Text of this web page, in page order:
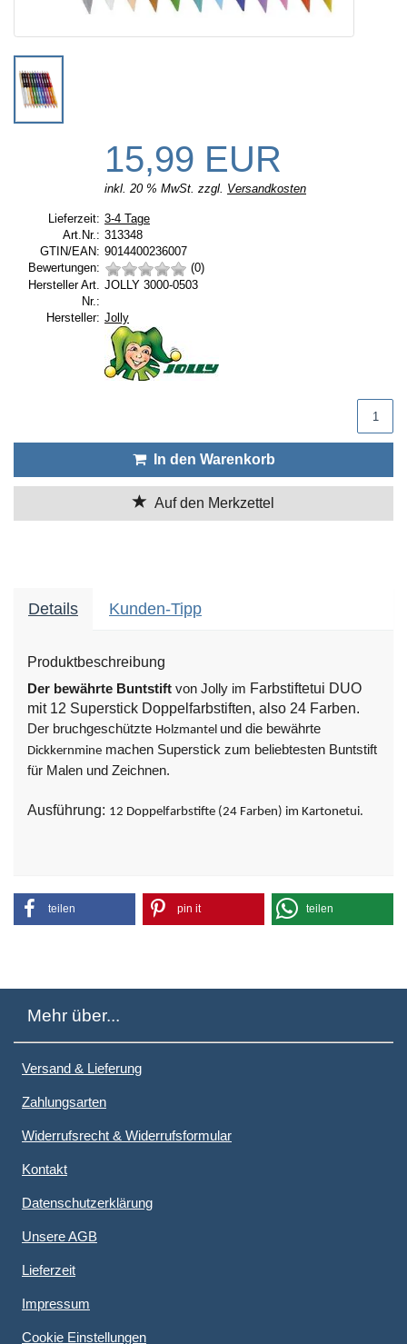
15,99 EUR
inkl. 20 % MwSt. zzgl. Versandkosten
Lieferzeit: Lieferzeit:
3-4 Tage
Art.Nr.: 313348
GTIN/EAN: 9014400236007
Bewertungen:
(0)
Hersteller Art.
Nr.:
JOLLY 3000-0503
Hersteller: Hersteller:
Jolly
In den Warenkorb
Auf den Merkzettel
Details Kunden-Tipp
Produktbeschreibung
Der bewährte Buntstift von Jolly im Farbstiftetui DUO
mit 12 Superstick Doppelfarbstiften, also 24 Farben.
Der bruchgeschützte Holzmantel und die bewährte
Dickkernmine machen Superstick zum beliebtesten Buntstift
für Malen und Zeichnen.
Ausführung: 12 Doppelfarbstifte (24 Farben) im Kartonetui.
teilen pin it teilen
Mehr über...
Versand & Lieferung
Zahlungsarten
Widerrufsrecht & Widerrufsformular
Kontakt
Datenschutzerklärung
Unsere AGB
Lieferzeit
Impressum
Cookie Einstellungen